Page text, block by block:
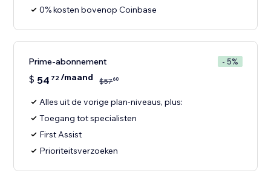
0% kosten bovenop Coinbase
Prime-abonnement - 5%
$ 54 72/maand $5760
Alles uit de vorige plan-niveaus, plus:
Toegang tot specialisten
First Assist
Prioriteitsverzoeken